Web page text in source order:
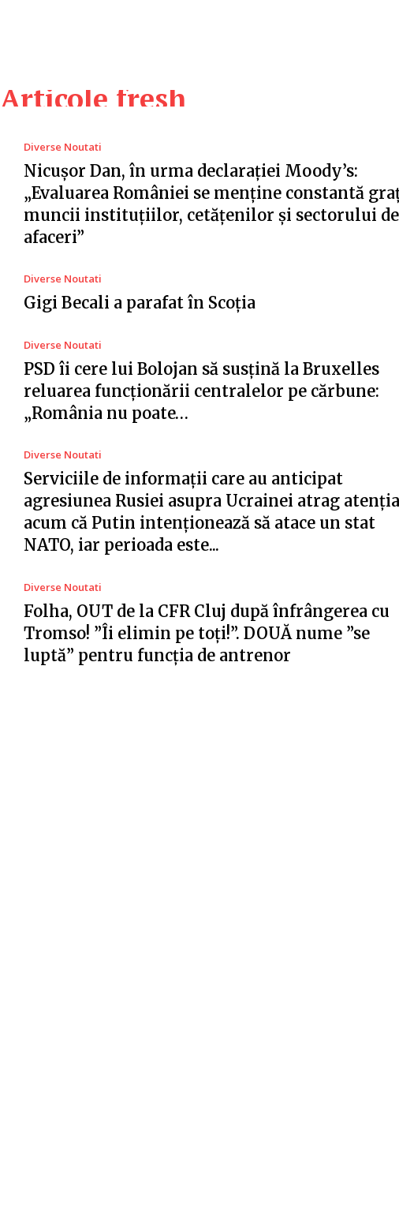
Articole fresh
Diverse Noutati
Nicușor Dan, în urma declarației Moody’s:
„Evaluarea României se menține constantă
muncii instituțiilor, cetățenilor și sectorului de
afaceri”
Diverse Noutati
Gigi Becali a parafat în Scoția
Diverse Noutati
PSD îi cere lui Bolojan să susțină la Bruxelles
reluarea funcționării centralelor pe cărbune:
„România nu poate…
Diverse Noutati
Serviciile de informații care au anticipat
agresiunea Rusiei asupra Ucrainei atrag atenția
acum că Putin intenționează să atace un stat
NATO, iar perioada este...
Diverse Noutati
Folha, OUT de la CFR Cluj după înfrângerea cu
Tromso! ”Îi elimin pe toți!”. DOUĂ nume ”se
luptă” pentru funcția de antrenor